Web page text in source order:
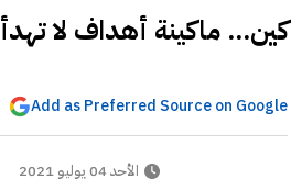
كين... ماكينة أهداف لا تهدأ
Add as Preferred Source on Google
الأحد 04 يوليو 2021